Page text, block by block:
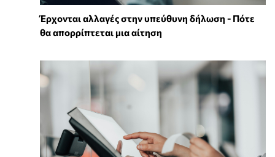
Έρχονται αλλαγές στην υπεύθυνη δήλωση - Πότε
θα απορρίπτεται μια αίτηση